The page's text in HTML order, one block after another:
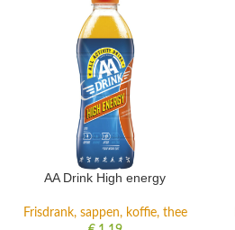
AA Drink High energy
Frisdrank, sappen, koffie, thee